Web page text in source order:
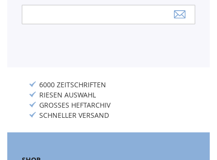
Newsletter:
6000 ZEITSCHRIFTEN
RIESEN AUSWAHL
GROSSES HEFTARCHIV
SCHNELLER VERSAND